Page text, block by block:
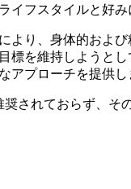
フスタイルと好み
より、身体的およ
標を維持しようと
アプローチを提供し
奨されておらず、